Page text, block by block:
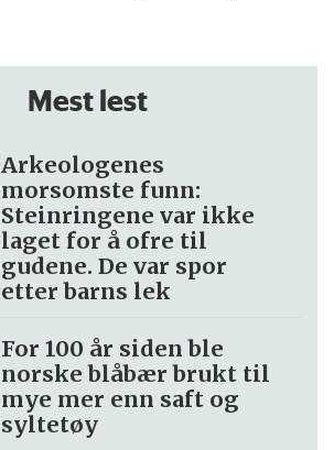
Mest lest
Arkeologenes
morsomste funn:
Steinringene var ikke
laget for å ofre til
gudene. De var spor
etter barns lek
For 100 år siden ble
norske blåbær brukt til
mye mer enn saft og
syltetøy